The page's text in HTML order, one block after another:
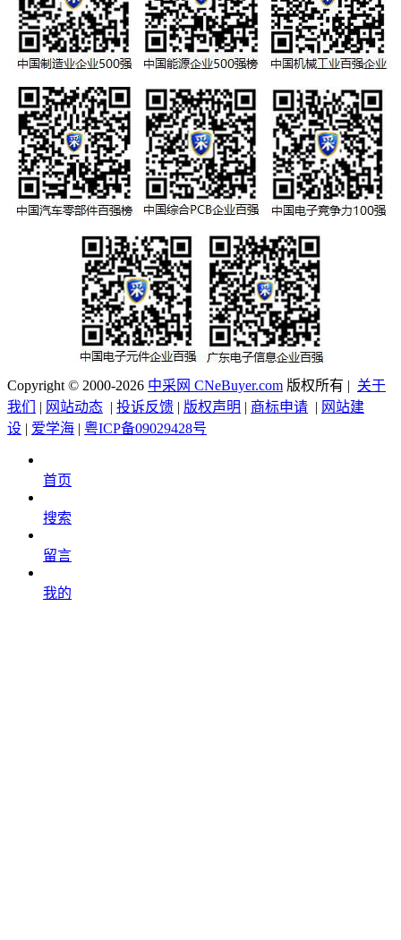
Copyright © 2000-2026 中采网 CNeBuyer.com 版权所有 | 关于
我们
| 网站动态 | 投诉反馈 | 版权声明 | 商标申请 | 网站建
设 | 爱学海 | 粤ICP备09029428号
首页
搜索
留言
我的